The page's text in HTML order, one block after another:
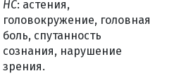
НС: астения,
головокружение, головная
боль, спутанность
сознания, нарушение
зрения.